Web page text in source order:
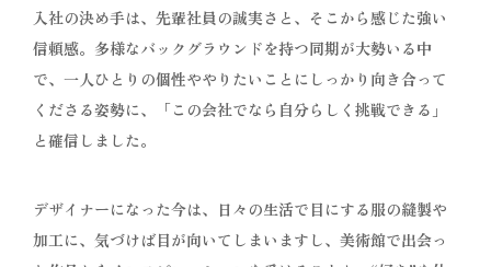
入社の決め手は、先輩社員の誠実さと、そこから感じた強い
信頼感。多様なバックグラウンドを持つ同期が大勢いる中
で、一人ひとりの個性ややりたいことにしっかり向き合って
くださる姿勢に、「この会社でなら自分らしく挑戦できる」
と確信しました。
デザイナーになった今は、日々の生活で目にする服の縫製や
加工に、気づけば目が向いてしまいますし、美術館で出会っ